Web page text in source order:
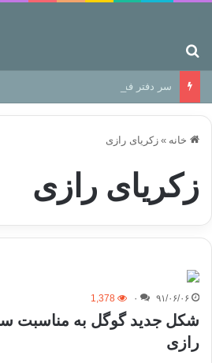
سر دفتر فساد در زمین‌، دوری
خانه » زکریای رازی
زکریای رازی
۹۱/۰۶/۰۶ ۰ 1,378
شکل جدید گوگل به مناسبت
رازی